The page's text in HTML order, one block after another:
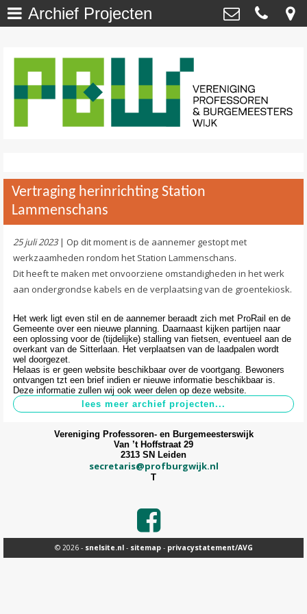
Onze Wijk - NU >
Onze Wijk - TOEN
DuurzaamWijzer >
Agenda / Calendar >
Contact >
Burgemeesterswijk
secretaris@profburgwijk.nl
Archief Projecten
Vertraging herinrichting Station
Lammenschans
25 juli 2023| Op dit moment is de aannemer gestopt met
werkzaamheden rondom het Station Lammenschans.
Dit heeft te maken met onvoorziene omstandigheden in het werk
aan ondergrondse kabels en de verplaatsing van de groentekiosk.
Het werk ligt even stil en de aannemer beraadt zich met ProRail en de
Gemeente over een nieuwe planning. Daarnaast kijken partijen naar
een oplossing voor de (tijdelijke) stalling van fietsen, eventueel aan de
overkant van de Sitterlaan. Het verplaatsen van de laadpalen wordt
wel doorgezet.
Helaas is er geen website beschikbaar over de voortgang. Bewoners
ontvangen tzt een brief indien er nieuwe informatie beschikbaar is.
Deze informatie zullen wij ook weer delen op deze website.
Vereniging Professoren- en Burgemeesterswijk
Van ’t Hoffstraat 29
2313 SN Leiden
secretaris@profburgwijk.nl
T
© 2026 - snelsite.nl- sitemap- privacystatement/AVG